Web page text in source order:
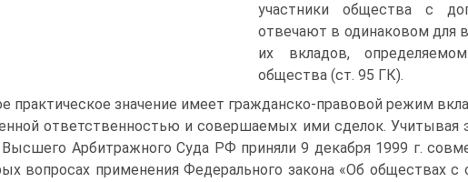
участники общества с
отвечают в одинаковом для
их вкладов,
общества (ст. 95 ГК).
практическое значение имеет гражданско-правовой режим
ответственностью и совершаемых ими сделок. Учитывая
Арбитражного Суда РФ приняли 9 декабря 1999 г.
вопросах применения Федерального закона «Об обществах с